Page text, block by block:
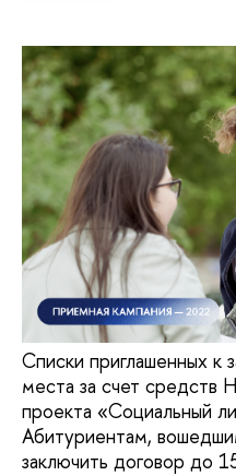
Списки приглашенных к
места за счет
проекта «Социальный
Абитуриентам,
заключить договор до